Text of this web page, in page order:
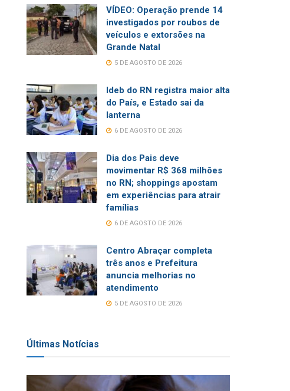
VÍDEO: Operação prende 14
investigados por roubos de
veículos e extorsões na
Grande Natal
5 DE AGOSTO DE 2026
Ideb do RN registra maior alta
do País, e Estado sai da
lanterna
6 DE AGOSTO DE 2026
Dia dos Pais deve
movimentar R$ 368 milhões
no RN; shoppings apostam
em experiências para atrair
famílias
6 DE AGOSTO DE 2026
Centro Abraçar completa
três anos e Prefeitura
anuncia melhorias no
atendimento
5 DE AGOSTO DE 2026
Últimas Notícias